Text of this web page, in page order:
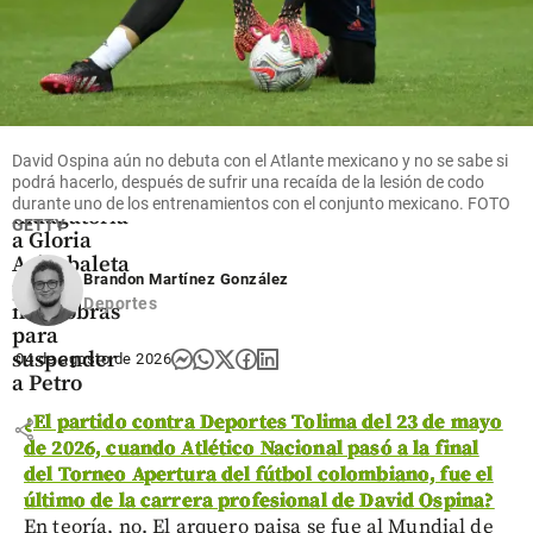
Colombia
septiembre
quedó
indagatoria
a Gloria
Arizabaleta
por
maniobras
para
suspender
a Petro
share
David Ospina aún no debuta con el Atlante mexicano y no se sabe si
podrá hacerlo, después de sufrir una recaída de la lesión de codo
durante uno de los entrenamientos con el conjunto mexicano. FOTO
GETTY
Brandon Martínez González
Deportes
04 de agosto de 2026
¿El partido contra Deportes Tolima del 23 de mayo
de 2026, cuando Atlético Nacional pasó a la final
del Torneo Apertura del fútbol colombiano, fue el
último de la carrera profesional de David Ospina?
En teoría, no. El arquero paisa se fue al Mundial de